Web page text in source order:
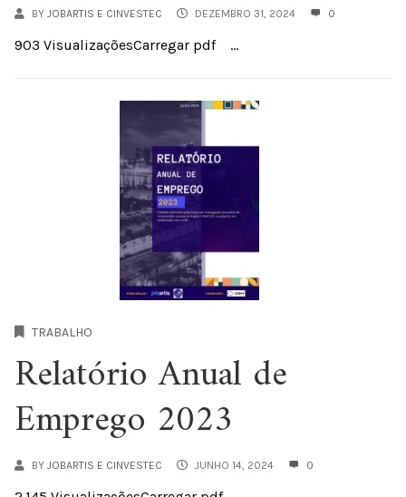
BY JOBARTIS E CINVESTEC DEZEMBRO 31, 2024 0
903 VisualizaçõesCarregar pdf ...
TRABALHO
Relatório Anual de
Emprego 2023
BY JOBARTIS E CINVESTEC JUNHO 14, 2024 0